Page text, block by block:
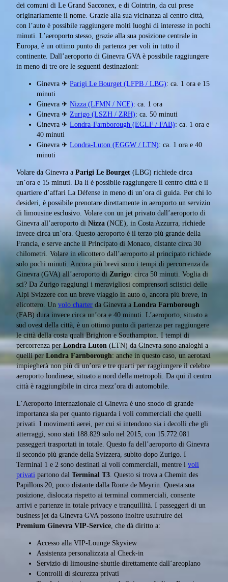
dei comuni di Le Grand Sacconex, e di Cointrin, da cui prese
originariamente il nome. Grazie alla sua vicinanza al centro città,
con l’auto è possibile raggiungere molti luoghi di interesse in pochi
minuti. L’aeroporto stesso, grazie alla sua posizione centrale in
Europa, è un ottimo punto di partenza per voli in tutto il
continente. Dall’aeroporto di Ginevra GVA è possibile raggiungere
in meno di tre ore le seguenti destinazioni:
Ginevra ✈ Parigi Le Bourget (LFPB / LBG): ca. 1 ora e 15
minuti
Ginevra ✈ Nizza (LFMN / NCE): ca. 1 ora
Ginevra ✈ Zurigo (LSZH / ZRH): ca. 50 minuti
Ginevra ✈ Londra-Farnborough (EGLF / FAB): ca. 1 ora e
40 minuti
Ginevra ✈ Londra-Luton (EGGW / LTN): ca. 1 ora e 40
minuti
Volare da Ginevra a Parigi Le Bourget (LBG) richiede circa
un’ora e 15 minuti. Da lì è possibile raggiungere il centro città e il
quartiere d’affari La Défense in meno di un’ora di guida. Per chi lo
desideri, è possibile prenotare direttamente in aeroporto un servizio
di limousine esclusivo. Volare con un jet privato dall’aeroporto di
Ginevra all’aeroporto di Nizza (NCE), in Costa Azzurra, richiede
invece circa un’ora. Questo aeroporto è il terzo più grande della
Francia, e serve anche il Principato di Monaco, distante circa 30
chilometri. Volare in elicottero dall’aeroporto al principato richiede
solo pochi minuti. Ancora più brevi sono i tempi di percorrenza da
Ginevra (GVA) all’aeroporto di Zurigo: circa 50 minuti. Voglia di
sci? Da Zurigo raggiungi i meravigliosi comprensori sciistici delle
Alpi Svizzere con un breve viaggio in auto o, ancora più breve, in
elicottero. Un volo charter da Ginevra a Londra Farnborough
(FAB) dura invece circa un’ora e 40 minuti. L’aeroporto, situato a
sud ovest della città, è un ottimo punto di partenza per raggiungere
le città della costa quali Brighton e Southampton. I tempi di
percorrenza perLondra Luton (LTN) da Ginevra sono analoghi a
quelli per Londra Farnborough: anche in questo caso, un aerotaxi
impiegherà non più di un’ora e tre quarti per raggiungere il celebre
aeroporto londinese, situato a nord della metropoli. Da qui il centro
città è raggiungibile in circa mezz’ora di automobile.
L’Aeroporto Internazionale di Ginevra è uno snodo di grande
importanza sia per quanto riguarda i voli commerciali che quelli
privati. I movimenti aerei, per cui si intendono sia i decolli che gli
atterraggi, sono stati 188.829 solo nel 2015, con 15.772.081
passeggeri trasportati in totale. Questo fa dell’aeroporto di Ginevra
il secondo più grande della Svizzera, subito dopo Zurigo. I
Terminal 1 e 2 sono destinati ai voli commerciali, mentre i voli
privati partono dal Terminal T3. Questo si trova a Chemin des
Papillons 20, poco distante dalla Route de Meyrin. Questa sua
posizione, dislocata rispetto ai terminal commerciali, consente
arrivi e partenze in totale privacy e tranquillità. I passeggeri di un
business jet da Ginevra GVA possono inoltre usufruire del
Premium Ginevra VIP-Service, che dà diritto a:
Accesso alla VIP-Lounge Skyview
Assistenza personalizzata al Check-in
Servizio di limousine-shuttle direttamente dall‘areoplano
Controlli di sicurezza privati